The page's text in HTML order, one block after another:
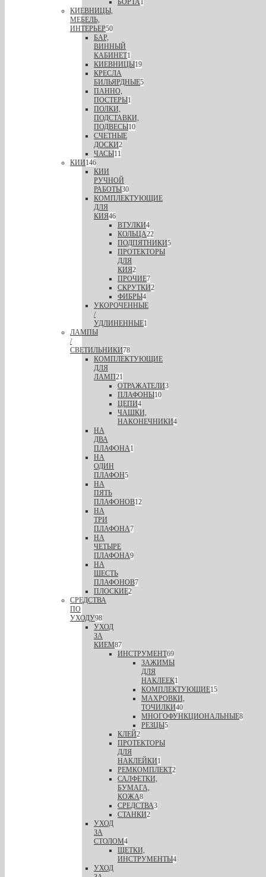
БОРТА1
КИЕВНИЦЫ,
МЕБЕЛЬ,
ИНТЕРЬЕР50
БАР,
ВИННЫЙ
КАБИНЕТ1
КИЕВНИЦЫ19
КРЕСЛА
БИЛЬЯРДНЫЕ5
ПАННО,
ПОСТЕРЫ1
ПОЛКИ,
ПОДСТАВКИ,
ПОДВЕСЫ10
СЧЕТНЫЕ
ДОСКИ2
ЧАСЫ11
КИИ146
КИИ
РУЧНОЙ
РАБОТЫ30
КОМПЛЕКТУЮЩИЕ
ДЛЯ
КИЯ46
ВТУЛКИ4
КОЛЬЦА22
ПОДПЯТНИКИ5
ПРОТЕКТОРЫ
ДЛЯ
КИЯ2
ПРОЧИЕ7
СКРУТКИ2
ФИБРЫ4
УКОРОЧЕННЫЕ
/
УДЛИНЕННЫЕ1
ЛАМПЫ
/
СВЕТИЛЬНИКИ78
КОМПЛЕКТУЮЩИЕ
ДЛЯ
ЛАМП21
ОТРАЖАТЕЛИ3
ПЛАФОНЫ10
ЦЕПИ4
ЧАШКИ,
НАКОНЕЧНИКИ4
НА
ДВА
ПЛАФОНА1
НА
ОДИН
ПЛАФОН5
НА
ПЯТЬ
ПЛАФОНОВ12
НА
ТРИ
ПЛАФОНА7
НА
ЧЕТЫРЕ
ПЛАФОНА9
НА
ШЕСТЬ
ПЛАФОНОВ7
ПЛОСКИЕ2
СРЕДСТВА
ПО
УХОДУ98
УХОД
ЗА
КИЕМ87
ИНСТРУМЕНТ69
ЗАЖИМЫ
ДЛЯ
НАКЛЕЕК1
КОМПЛЕКТУЮЩИЕ15
МАХРОВКИ,
ТОЧИЛКИ40
МНОГОФУНКЦИОНАЛЬНЫЕ8
РЕЗЦЫ5
КЛЕЙ2
ПРОТЕКТОРЫ
ДЛЯ
НАКЛЕЙКИ1
РЕМКОМПЛЕКТ2
САЛФЕТКИ,
БУМАГА,
КОЖА8
СРЕДСТВА3
СТАНКИ2
УХОД
ЗА
СТОЛОМ4
ЩЕТКИ,
ИНСТРУМЕНТЫ4
УХОД